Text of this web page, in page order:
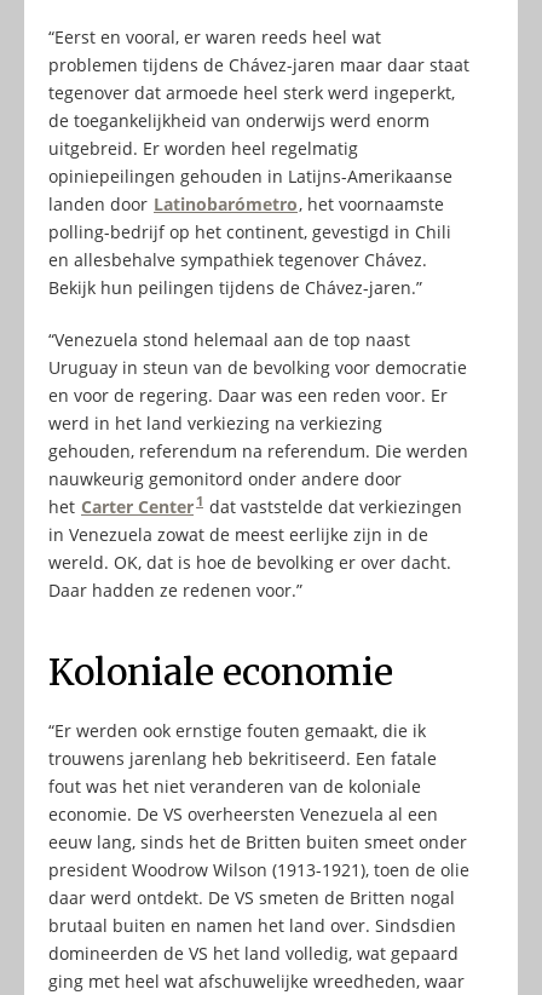
“Eerst en vooral, er waren reeds heel wat
problemen tijdens de Chávez-jaren maar daar staat
tegenover dat armoede heel sterk werd ingeperkt,
de toegankelijkheid van onderwijs werd enorm
uitgebreid. Er worden heel regelmatig
opiniepeilingen gehouden in Latijns-Amerikaanse
landen door Latinobarómetro, het voornaamste
polling-bedrijf op het continent, gevestigd in Chili
en allesbehalve sympathiek tegenover Chávez.
Bekijk hun peilingen tijdens de Chávez-jaren.”
“Venezuela stond helemaal aan de top naast
Uruguay in steun van de bevolking voor democratie
en voor de regering. Daar was een reden voor. Er
werd in het land verkiezing na verkiezing
gehouden, referendum na referendum. Die werden
nauwkeurig gemonitord onder andere door
het Carter Center 1 dat vaststelde dat verkiezingen
in Venezuela zowat de meest eerlijke zijn in de
wereld. OK, dat is hoe de bevolking er over dacht.
Daar hadden ze redenen voor.”
Koloniale economie
“Er werden ook ernstige fouten gemaakt, die ik
trouwens jarenlang heb bekritiseerd. Een fatale
fout was het niet veranderen van de koloniale
economie. De VS overheersten Venezuela al een
eeuw lang, sinds het de Britten buiten smeet onder
president Woodrow Wilson (1913-1921), toen de olie
daar werd ontdekt. De VS smeten de Britten nogal
brutaal buiten en namen het land over. Sindsdien
domineerden de VS het land volledig, wat gepaard
ging met heel wat afschuwelijke wreedheden, waar